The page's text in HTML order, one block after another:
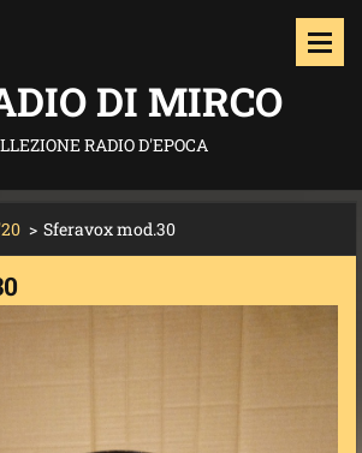
DI MIRCO
RADIO D'EPOCA
> Sferavox mod.30